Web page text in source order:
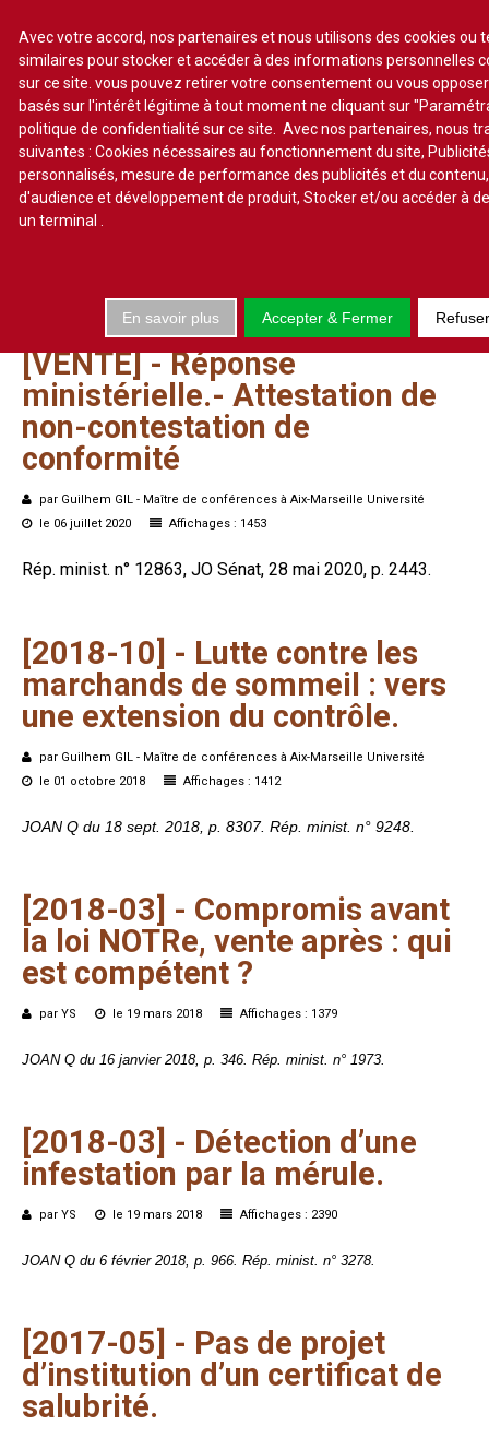
Lire un numéro
S'abonner
Se connecter
Commentaires d'arrêt
Sommaires
Chroniques
Etudes de texte
Réponses ministérielles
Conclusions et Rapports
Formez-vous !
[VENTE] - Réponse
ministérielle.- Attestation de
non-contestation de
conformité
par Guilhem GIL - Maître de conférences à Aix-Marseille Université
le 06 juillet 2020
Affichages : 1453
Rép. minist. n° 12863, JO Sénat, 28 mai 2020, p. 2443.
[2018-10] - Lutte contre les
marchands de sommeil : vers
une extension du contrôle.
par Guilhem GIL - Maître de conférences à Aix-Marseille Université
le 01 octobre 2018
Affichages : 1412
JOAN Q du 18 sept. 2018, p. 8307. Rép. minist. n° 9248.
[2018-03] - Compromis avant
la loi NOTRe, vente après : qui
est compétent ?
par YS le 19 mars 2018 Affichages : 1379
JOAN Q du 16 janvier 2018, p. 346. Rép. minist. n° 1973.
[2018-03] - Détection d’une
infestation par la mérule.
par YS le 19 mars 2018 Affichages : 2390
JOAN Q du 6 février 2018, p. 966. Rép. minist. n° 3278.
[2017-05] - Pas de projet
d’institution d’un certificat de
salubrité.
Avec votre accord, nos partenaires et nous utilisons des cookies ou
similaires pour stocker et accéder à des informations personnelles
sur ce site. vous pouvez retirer votre consentement ou vous
basés sur l'intérêt légitime à tout moment ne cliquant sur
politique de confidentialité sur ce site. Avec nos partenaires, nous
suivantes : Cookies nécessaires au fonctionnement du site,
personnalisés, mesure de performance des publicités et du
d'audience et développement de produit, Stocker et/ou accéder à
un terminal
En savoir plus Accepter & Fermer Refuser